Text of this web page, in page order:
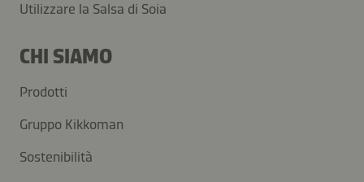
Utilizzare la Salsa di Soia
CHI SIAMO
Prodotti
Gruppo Kikkoman
Sostenibilità